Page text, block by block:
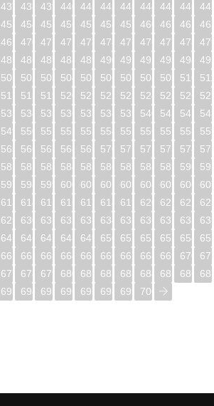
437 438 439 440 441 442 443 444 445 446
453 454 455 456 457 458 459 460 461 462
469 470 471 472 473 474 475 476 477 478
485 486 487 488 489 490 491 492 493 494
501 502 503 504 505 506 507 508 509 510
517 518 519 520 521 522 523 524 525 526
533 534 535 536 537 538 539 540 541 542
549 550 551 552 553 554 555 556 557 558
565 566 567 568 569 570 571 572 573 574
581 582 583 584 585 586 587 588 589 590
597 598 599 600 601 602 603 604 605 606
613 614 615 616 617 618 619 620 621 622
629 630 631 632 633 634 635 636 637 638
645 646 647 648 649 650 651 652 653 654
661 662 663 664 665 666 667 668 669 670
677 678 679 680 681 682 683 684 685 686
693 694 695 696 697 698 699 700